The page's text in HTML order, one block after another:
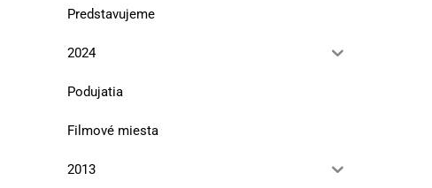
Predstavujeme
2024
Podujatia
Filmové miesta
2013